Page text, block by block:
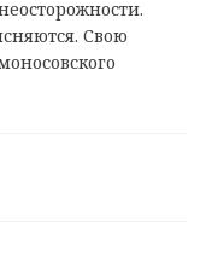
Свою